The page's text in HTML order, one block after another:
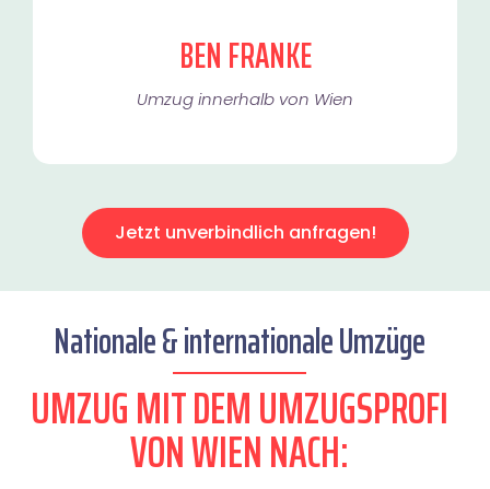
BEN FRANKE
Umzug innerhalb von Wien​
Jetzt unverbindlich anfragen!
Nationale & internationale Umzüge
UMZUG MIT DEM UMZUGSPROFI
VON WIEN NACH: